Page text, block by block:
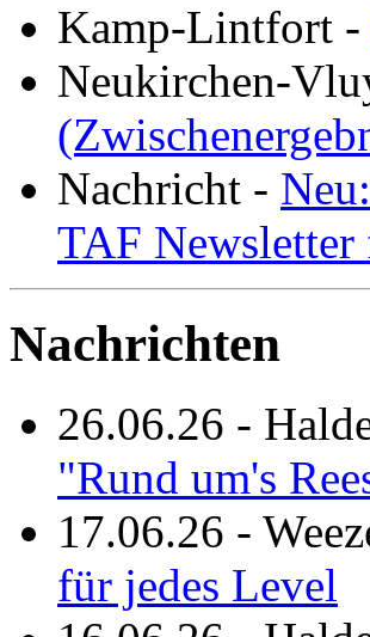
Kamp-Lintfort -
Neukirchen-
Nachricht -
TAF Newsletter
Nachrichten
26.06.26 -
"Rund um's
17.06.26 -
für jedes Level